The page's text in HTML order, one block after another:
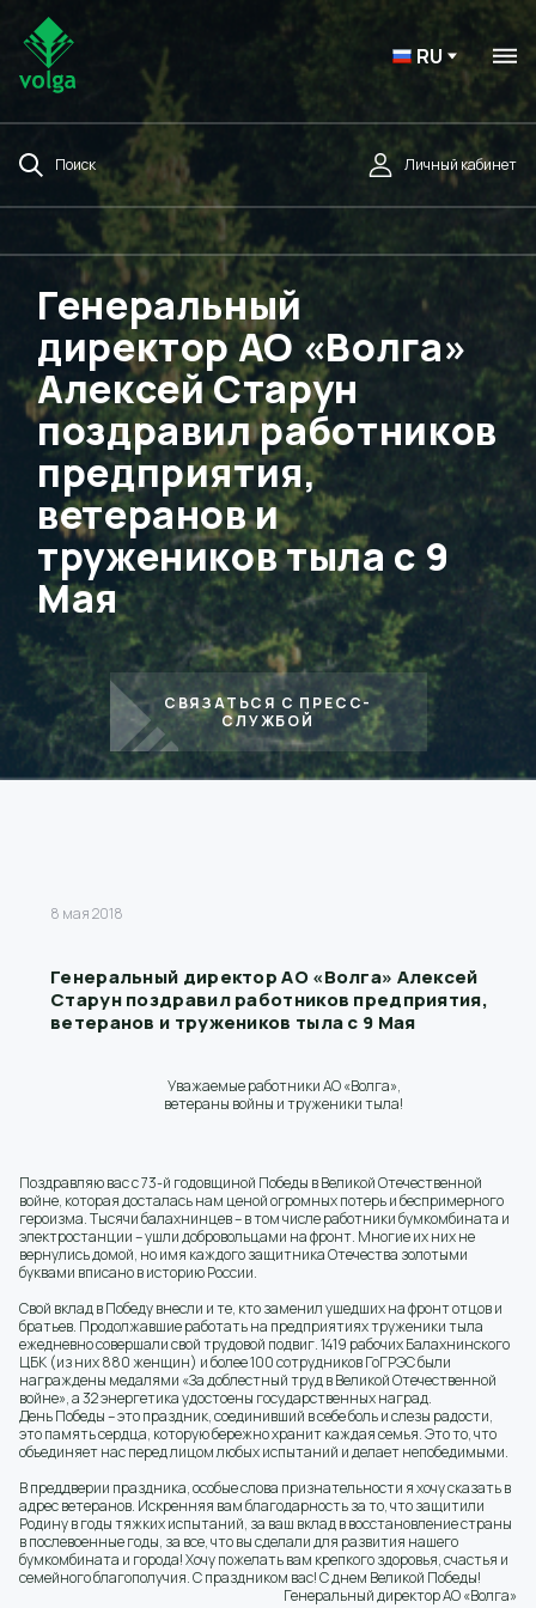
RU
Поиск Личный кабинет
Генеральный
директор АО «Волга»
Алексей Старун
поздравил работников
предприятия,
ветеранов и
тружеников тыла с 9
Мая
СВЯЗАТЬСЯ С ПРЕСС-
СЛУЖБОЙ
8 мая 2018
Генеральный директор АО «Волга» Алексей
Старун поздравил работников предприятия,
ветеранов и тружеников тыла с 9 Мая
Уважаемые работники АО «Волга»,
ветераны войны и труженики тыла!
Поздравляю вас с 73-й годовщиной Победы в Великой Отечественной
войне, которая досталась нам ценой огромных потерь и беспримерного
героизма. Тысячи балахнинцев – в том числе работники бумкомбината и
электростанции – ушли добровольцами на фронт. Многие их них не
вернулись домой, но имя каждого защитника Отечества золотыми
буквами вписано в историю России.
Свой вклад в Победу внесли и те, кто заменил ушедших на фронт отцов и
братьев. Продолжавшие работать на предприятиях труженики тыла
ежедневно совершали свой трудовой подвиг. 1419 рабочих Балахнинского
ЦБК (из них 880 женщин) и более 100 сотрудников ГоГРЭС были
награждены медалями «За доблестный труд в Великой Отечественной
войне», а 32 энергетика удостоены государственных наград.
День Победы – это праздник, соединивший в себе боль и слезы радости,
это память сердца, которую бережно хранит каждая семья. Это то, что
объединяет нас перед лицом любых испытаний и делает непобедимыми.
В преддверии праздника, особые слова признательности я хочу сказать в
адрес ветеранов. Искренняя вам благодарность за то, что защитили
Родину в годы тяжких испытаний, за ваш вклад в восстановление страны
в послевоенные годы, за все, что вы сделали для развития нашего
бумкомбината и города! Хочу пожелать вам крепкого здоровья, счастья и
семейного благополучия. С праздником вас! С днем Великой Победы!
Генеральный директор АО «Волга»